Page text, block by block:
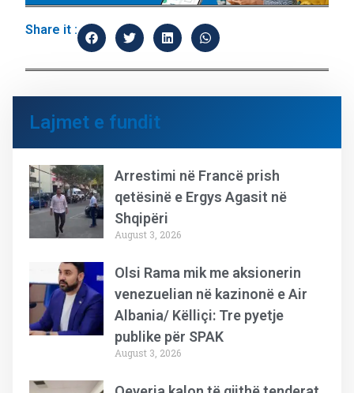
Share it :
Lajmet e fundit
Arrestimi në Francë prish
qetësinë e Ergys Agasit në
Shqipëri
August 3, 2026
Olsi Rama mik me aksionerin
venezuelian në kazinonë e Air
Albania/ Këlliçi: Tre pyetje
publike për SPAK
August 3, 2026